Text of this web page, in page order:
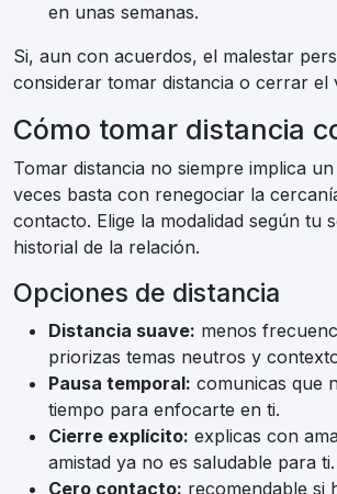
en unas semanas.
Si, aun con acuerdos, el malestar
considerar tomar distancia o cerrar el
Cómo tomar distancia
Tomar distancia no siempre implica
veces basta con renegociar la
contacto. Elige la modalidad según tu
historial de la relación.
Opciones de distancia
Distancia suave: menos
priorizas temas neutros y
Pausa temporal: comunicas que
tiempo para enfocarte en ti.
Cierre explícito: explicas con
amistad ya no es saludable para ti.
Cero contacto: recomendable si